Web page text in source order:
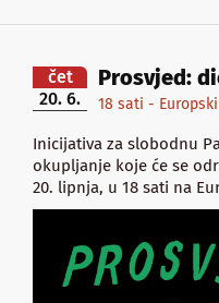
čet
20. 6.
Prosvjed:
18 sati -
Inicijativa za slobodnu
okupljanje koje će se
20. lipnja, u 18 sati na